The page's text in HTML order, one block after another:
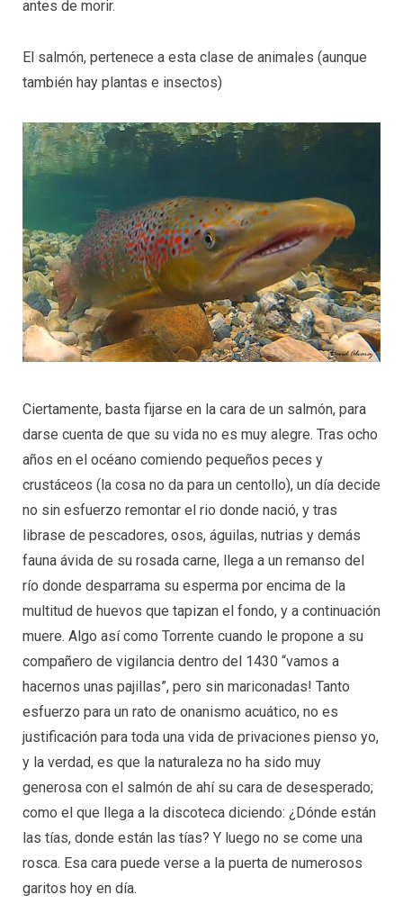
antes de morir.
El salmón, pertenece a esta clase de animales (aunque
también hay plantas e insectos)
Ciertamente, basta fijarse en la cara de un salmón, para
darse cuenta de que su vida no es muy alegre. Tras ocho
años en el océano comiendo pequeños peces y
crustáceos (la cosa no da para un centollo), un día decide
no sin esfuerzo remontar el rio donde nació, y tras
librase de pescadores, osos, águilas, nutrias y demás
fauna ávida de su rosada carne, llega a un remanso del
río donde desparrama su esperma por encima de la
multitud de huevos que tapizan el fondo, y a continuación
muere. Algo así como Torrente cuando le propone a su
compañero de vigilancia dentro del 1430 “vamos a
hacernos unas pajillas”, pero sin mariconadas! Tanto
esfuerzo para un rato de onanismo acuático, no es
justificación para toda una vida de privaciones pienso yo,
y la verdad, es que la naturaleza no ha sido muy
generosa con el salmón de ahí su cara de desesperado;
como el que llega a la discoteca diciendo: ¿Dónde están
las tías, donde están las tías? Y luego no se come una
rosca. Esa cara puede verse a la puerta de numerosos
garitos hoy en día.